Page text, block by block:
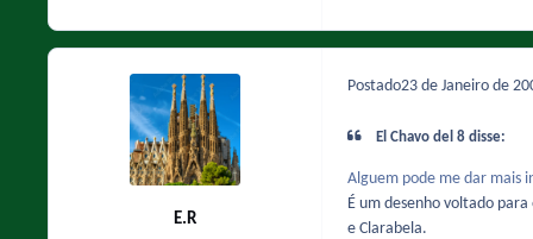
E.R
Postado23 de Janeiro de
El Chavo del 8 disse:
Alguem pode me dar mais
É um desenho voltado
e Clarabela.